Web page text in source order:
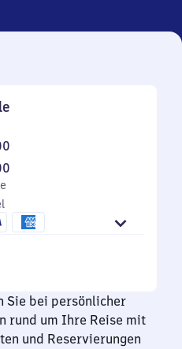
Sie bei persönlicher
rund um Ihre Reise mit
und Reservierungen